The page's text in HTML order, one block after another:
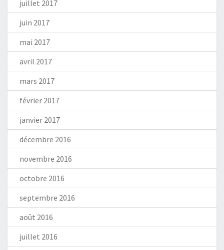
juillet 2017
juin 2017
mai 2017
avril 2017
mars 2017
février 2017
janvier 2017
décembre 2016
novembre 2016
octobre 2016
septembre 2016
août 2016
juillet 2016